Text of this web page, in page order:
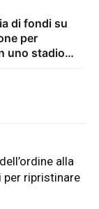
di fondi su
per
uno stadio
alla
per ripristinare